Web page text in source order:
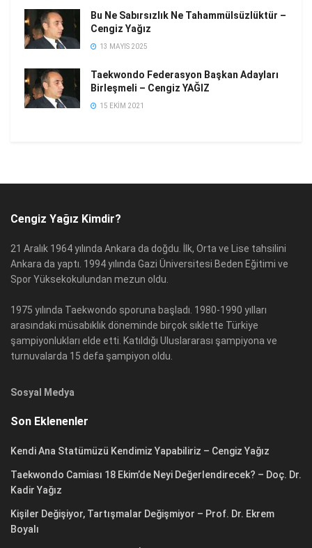
Bu Ne Sabırsızlık Ne Tahammülsüzlüktür –
Cengiz Yağız
13 MAYIS 2025
Taekwondo Federasyon Başkan Adayları
Birleşmeli – Cengiz YAĞIZ
15 EKIM 2021
Cengiz Yağız Kimdir?
21 Aralık 1964 yılında Ankara da doğdu. İlk, Orta ve Lise tahsilini
Ankara da yaptı. 1994 yılında Gazi Üniversitesi Beden Eğitimi ve
Spor Yüksekokulundan mezun oldu.
1975 yılında Taekwondo sporuna başladı. 1980-1990 yılları
arasındaki müsabıklık döneminde birçok sıklette Türkiye
şampiyonlukları elde etti. Katıldığı Uluslararası şampiyona ve
turnuvalarda 15 defa şampiyon oldu.
Sosyal Medya
Son Eklenenler
Kendi Ana Statümüzü Kendimiz Yapabiliriz – Cengiz Yağız
Taekwondo Camiası 18 Ekim’de Neyi Değerlendirecek? – Doç. Dr.
Kadir Yağız
Kişiler Değişiyor, Tartışmalar Değişmiyor – Prof. Dr. Ekrem
Boyalı